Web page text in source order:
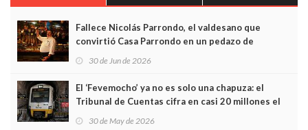
Fallece Nicolás Parrondo, el valdesano que
convirtió Casa Parrondo en un pedazo de
30 de Jun de 2026
El ‘Fevemocho’ ya no es solo una chapuza: el
Tribunal de Cuentas cifra en casi 20 millones el
30 de May de 2026